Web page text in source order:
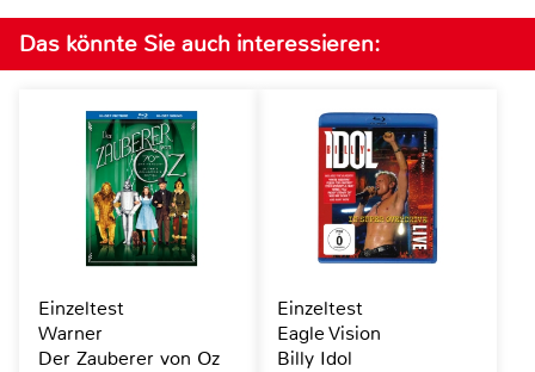
Das könnte Sie auch interessieren:
Einzeltest
Warner
Der Zauberer von Oz
Einzeltest
Eagle Vision
Billy Idol